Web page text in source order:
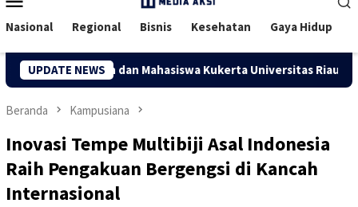
Mobile
Nasional Regional Bisnis Kesehatan Gaya Hidup
UPDATE NEWS
Dosen dan Mahasiswa Kukerta Universitas Riau Serahkan
Beranda Kampusiana
Inovasi Tempe Multibiji Asal Indonesia
Raih Pengakuan Bergengsi di Kancah
Internasional